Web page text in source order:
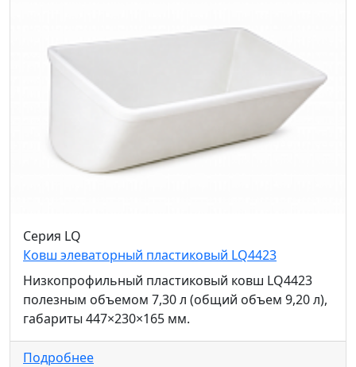
Серия LQ
Ковш элеваторный пластиковый LQ4423
Низкопрофильный пластиковый ковш LQ4423
полезным объемом 7,30 л (общий объем 9,20 л),
габариты 447×230×165 мм.
Подробнее